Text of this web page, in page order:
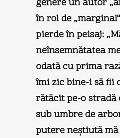
genere un autor
în rol de
pierde în peisaj:
neînsemnătatea
odată cu prima
îmi zic bine-i să fii
rătăcit pe-o stradă
sub umbre de
putere neştiută